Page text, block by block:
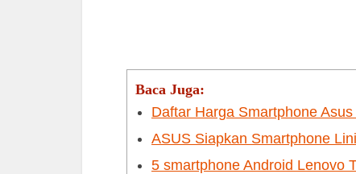
Baca Juga:
Daftar Harga Smartphone
ASUS Siapkan Smartphone
5 smartphone Android Lenovo